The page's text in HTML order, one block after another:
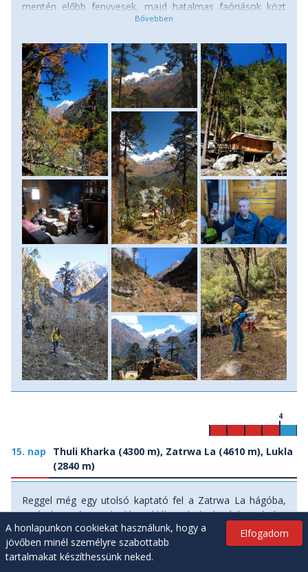
mentén előbb fenyvesek, majd hatalmas faóriások közt
visz utunk, ahol egy-egy tisztáson még elcsíphetünk egy
ereszkedünk még közel kétszáz métert, a már ismerős kis
erdei házikónál egy ebédszünet erejéig újra
megpihenhetünk, aztán emelkedni kezd ösvényünk, s a fák
helyét előbb bozótos, majd füves-sziklás térségek veszik
át. Késő délután, jókora kapaszkodás után futunk be Thuli
Kharka ismerős táborhelyére, az ismerős
menedékházakhoz. Szállás: menedékház. (menetidő: 6-7
óra, szint: 1100 méter lefelé, 450 méter felfelé)
15. nap
Thuli Kharka (4300 m), Zatrwa La (4610 m), Lukla
(2840 m)
4
Reggel még egy utolsó kaptató fel a Zatrwa La hágóba,
aztán hosszú ereszkedés Luklába, ahol vár ránk a régóta
áhított forró zuhany, s kényelmes ágy a vendégházban.
Este elbúcsúzunk teherhordóinktól és helyi vezetőnktől,
együtt ünnepeljük a remélhetőleg sikeres expedíciónkat!
Elfogadom
A honlapunkon cookiekat használunk, hogy a
jövőben minél személyre szabottabb
tartalmakat készíthessünk neked.